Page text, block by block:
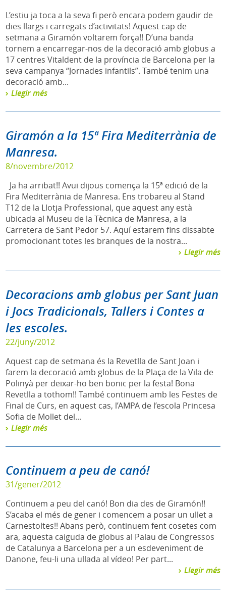
L’estiu ja toca a la seva fi però encara podem gaudir de
dies llargs i carregats d’activitats! Aquest cap de
setmana a Giramón voltarem força!! D’una banda
tornem a encarregar-nos de la decoració amb globus a
17 centres Vitaldent de la província de Barcelona per la
seva campanya “Jornades infantils”. També tenim una
decoració amb...
Llegir més
Giramón a la 15ª Fira Mediterrània de
Manresa.
8/novembre/2012
Ja ha arribat!! Avui dijous comença la 15ª edició de la
Fira Mediterrània de Manresa. Ens trobareu al Stand
T12 de la Llotja Professional, que aquest any està
ubicada al Museu de la Tècnica de Manresa, a la
Carretera de Sant Pedor 57. Aquí estarem fins dissabte
promocionant totes les branques de la nostra...
Llegir més
Decoracions amb globus per Sant Juan
i Jocs Tradicionals, Tallers i Contes a
les escoles.
22/juny/2012
Aquest cap de setmana és la Revetlla de Sant Joan i
farem la decoració amb globus de la Plaça de la Vila de
Polinyà per deixar-ho ben bonic per la festa! Bona
Revetlla a tothom!! També continuem amb les Festes de
Final de Curs, en aquest cas, l’AMPA de l’escola Princesa
Sofia de Mollet del...
Llegir més
Continuem a peu de canó!
31/gener/2012
Continuem a peu del canó! Bon dia des de Giramón!!
S’acaba el més de gener i comencem a posar un ullet a
Carnestoltes!! Abans però, continuem fent cosetes com
ara, aquesta caiguda de globus al Palau de Congressos
de Catalunya a Barcelona per a un esdeveniment de
Danone, feu-li una ullada al vídeo! Per part...
Llegir més